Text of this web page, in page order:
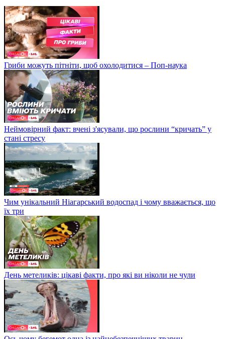
Гриби можуть пітніти, щоб охолодитися – Поп-наука
Неймовірний факт: вчені з'ясували, що рослини “кричать” у
стані стресу
Чим унікальний Ніагарський водоспад і чому вважається, що
їх три
День метеликів: цікаві факти, про які ви ніколи не чули